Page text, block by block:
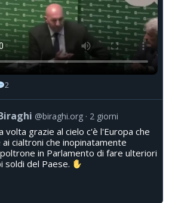
2
@biraghi.org 2 giorni
volta grazie al cielo c'è l'Europa che
cialtroni che inopinatamente
in Parlamento di fare ulteriori
soldi del Paese.